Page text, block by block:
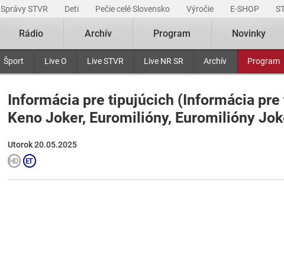
Správy STVR Deti Pečie celé Slovensko Výročie E-SHOP
Šport Live O Live STVR Live NR SR Archív Program
Rádio Archív Program Novinky
Informácia pre tipujúcich (Informácia pre
Keno Joker, Euromilióny, Euromilióny
Utorok 20.05.2025